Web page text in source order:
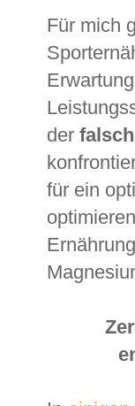
Für mich
der
für ein